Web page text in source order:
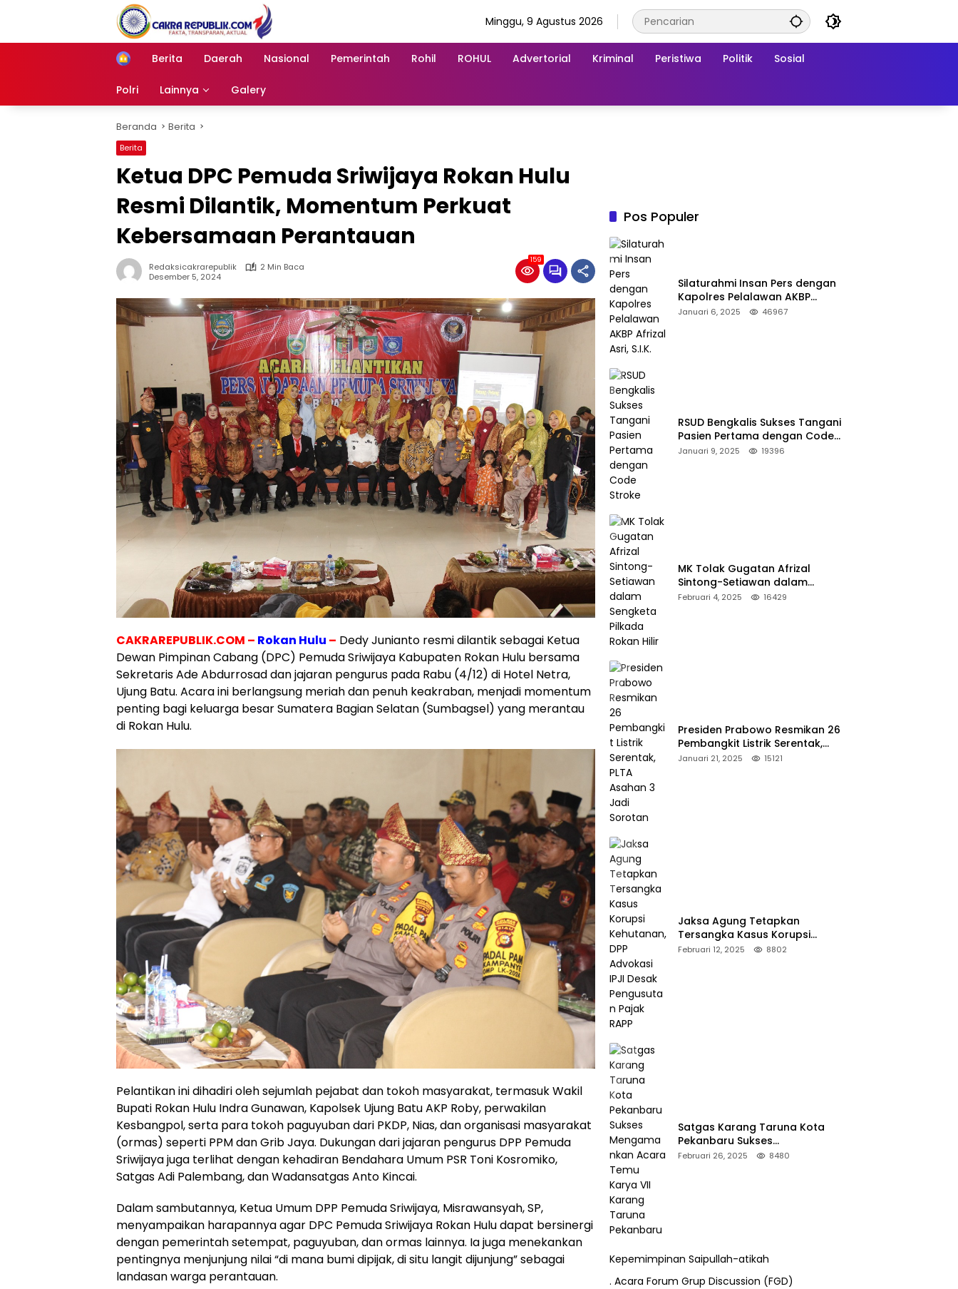
Minggu, 9 Agustus 2026
Berita Daerah Nasional Pemerintah Rohil ROHUL Advertorial Kriminal Peristiwa Politik Sosial
Polri Lainnya Galery
Beranda Berita
Berita
Ketua DPC Pemuda Sriwijaya Rokan Hulu
Resmi Dilantik, Momentum Perkuat
Kebersamaan Perantauan
Redaksicakrarepublik
2 Min Baca
Desember 5, 2024
159
CAKRAREPUBLIK.COM – Rokan Hulu – Dedy Junianto resmi dilantik sebagai Ketua
Dewan Pimpinan Cabang (DPC) Pemuda Sriwijaya Kabupaten Rokan Hulu bersama
Sekretaris Ade Abdurrosad dan jajaran pengurus pada Rabu (4/12) di Hotel Netra,
Ujung Batu. Acara ini berlangsung meriah dan penuh keakraban, menjadi momentum
penting bagi keluarga besar Sumatera Bagian Selatan (Sumbagsel) yang merantau
di Rokan Hulu.
Pelantikan ini dihadiri oleh sejumlah pejabat dan tokoh masyarakat, termasuk Wakil
Bupati Rokan Hulu Indra Gunawan, Kapolsek Ujung Batu AKP Roby, perwakilan
Kesbangpol, serta para tokoh paguyuban dari PKDP, Nias, dan organisasi masyarakat
(ormas) seperti PPM dan Grib Jaya. Dukungan dari jajaran pengurus DPP Pemuda
Sriwijaya juga terlihat dengan kehadiran Bendahara Umum PSR Toni Kosromiko,
Satgas Adi Palembang, dan Wadansatgas Anto Kincai.
Dalam sambutannya, Ketua Umum DPP Pemuda Sriwijaya, Misrawansyah, SP,
menyampaikan harapannya agar DPC Pemuda Sriwijaya Rokan Hulu dapat bersinergi
dengan pemerintah setempat, paguyuban, dan ormas lainnya. Ia juga menekankan
pentingnya menjunjung nilai “di mana bumi dipijak, di situ langit dijunjung” sebagai
landasan warga perantauan.
Pos Populer
Silaturahmi Insan Pers dengan
Kapolres Pelalawan AKBP
Afrizal Asri, S.I.K.
Januari 6, 2025 46967
RSUD Bengkalis Sukses Tangani
Pasien Pertama dengan Code
Stroke
Januari 9, 2025 19396
MK Tolak Gugatan Afrizal
Sintong-Setiawan dalam
Sengketa Pilkada Rokan Hilir
Februari 4, 2025 16429
Presiden Prabowo Resmikan 26
Pembangkit Listrik Serentak,
PLTA Asahan 3 Jadi Sorotan
Januari 21, 2025 15121
Jaksa Agung Tetapkan
Tersangka Kasus Korupsi
Kehutanan, DPP Advokasi IPJI
Februari 12, 2025 8802
Satgas Karang Taruna Kota
Pekanbaru Sukses
Mengamankan Acara Temu
Februari 26, 2025 8480
Kepemimpinan Saipullah-atikah
. Acara Forum Grup Discussion (FGD)